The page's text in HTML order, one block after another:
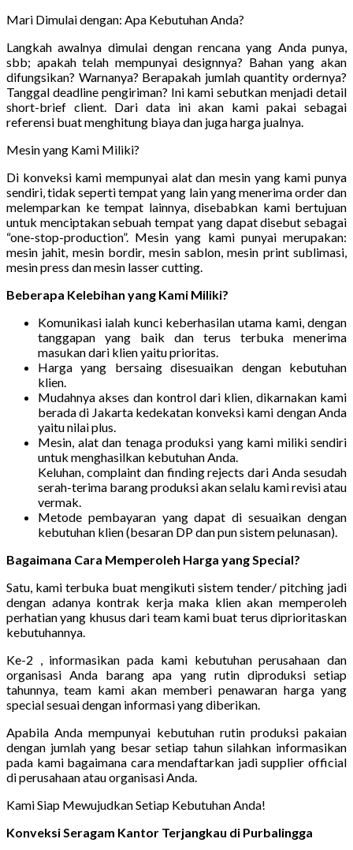
Mari Dimulai dengan: Apa Kebutuhan Anda?
Langkah awalnya dimulai dengan rencana yang Anda punya,
sbb; apakah telah mempunyai designnya? Bahan yang akan
difungsikan? Warnanya? Berapakah jumlah quantity ordernya?
Tanggal deadline pengiriman? Ini kami sebutkan menjadi detail
short-brief client. Dari data ini akan kami pakai sebagai
referensi buat menghitung biaya dan juga harga jualnya.
Mesin yang Kami Miliki?
Di konveksi kami mempunyai alat dan mesin yang kami punya
sendiri, tidak seperti tempat yang lain yang menerima order dan
melemparkan ke tempat lainnya, disebabkan kami bertujuan
untuk menciptakan sebuah tempat yang dapat disebut sebagai
“one-stop-production”. Mesin yang kami punyai merupakan:
mesin jahit, mesin bordir, mesin sablon, mesin print sublimasi,
mesin press dan mesin lasser cutting.
Beberapa Kelebihan yang Kami Miliki?
Komunikasi ialah kunci keberhasilan utama kami, dengan
tanggapan yang baik dan terus terbuka menerima
masukan dari klien yaitu prioritas.
Harga yang bersaing disesuaikan dengan kebutuhan
klien.
Mudahnya akses dan kontrol dari klien, dikarnakan kami
berada di Jakarta kedekatan konveksi kami dengan Anda
yaitu nilai plus.
Mesin, alat dan tenaga produksi yang kami miliki sendiri
untuk menghasilkan kebutuhan Anda.
Keluhan, complaint dan finding rejects dari Anda sesudah
serah-terima barang produksi akan selalu kami revisi atau
vermak.
Metode pembayaran yang dapat di sesuaikan dengan
kebutuhan klien (besaran DP dan pun sistem pelunasan).
Bagaimana Cara Memperoleh Harga yang Special?
Satu, kami terbuka buat mengikuti sistem tender/ pitching jadi
dengan adanya kontrak kerja maka klien akan memperoleh
perhatian yang khusus dari team kami buat terus diprioritaskan
kebutuhannya.
Ke-2 , informasikan pada kami kebutuhan perusahaan dan
organisasi Anda barang apa yang rutin diproduksi setiap
tahunnya, team kami akan memberi penawaran harga yang
special sesuai dengan informasi yang diberikan.
Apabila Anda mempunyai kebutuhan rutin produksi pakaian
dengan jumlah yang besar setiap tahun silahkan informasikan
pada kami bagaimana cara mendaftarkan jadi supplier official
di perusahaan atau organisasi Anda.
Kami Siap Mewujudkan Setiap Kebutuhan Anda!
Konveksi Seragam Kantor Terjangkau di Purbalingga